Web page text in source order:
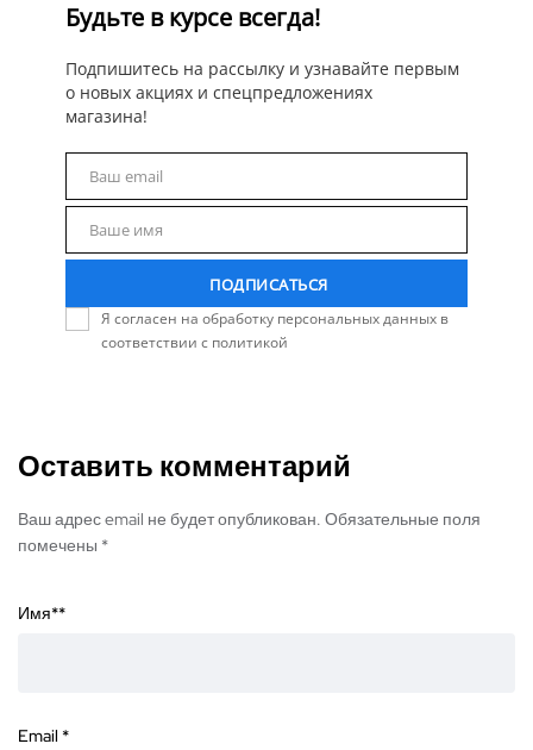
Будьте в курсе всегда!
Подпишитесь на рассылку и узнавайте первым
о новых акциях и спецпредложениях
магазина!
Email
Ваш email
Name
Ваше имя
ПОДПИСАТЬСЯ
Я согласен на обработку персональных данных в
соответствии с политикой
Оставить комментарий
Ваш адрес email не будет опубликован. Обязательные поля
помечены *
Имя**
Email *